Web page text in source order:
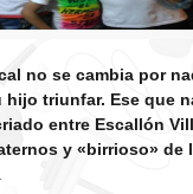
no se cambia por
hijo triunfar. Ese que
entre Escallón
y «birrioso» de